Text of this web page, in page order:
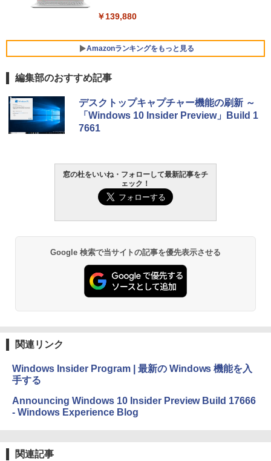
￥139,880
Amazonランキングをもっと見る
Robloxギフトカード - 800 Robux 【限
定バーチャルアイテムを含む】 【オンラ
インゲームコード】 ロブロックス | オン
ラインコード版
Robloxギフトカード - 1000 Robux 【限
定バーチャルアイテムを含む】 【オンラ
インゲームコード】 ロブロックス |オン
￥1,600
Microsoft Office Home & Business 202
4(最新 永続版)|オンラインコード版|Wind
ows11、10/mac対応|PC2台
定バーチャルアイテムを含む】 【オンラ
インゲームコード】 ロブロックス | オン
￥3,200
生成AIパスポート公式テキスト 第４版
￥1,766
AIイラスト表現辞典: 思い通りの絵を引き
出す プロンプトの言葉 AI画像生成シリー
ズ (はぴーイラストLabo)
1冊ですべて身につくHTML & CSSとWe
￥1,292
めのAIコーディング入門シリーズ
Amazon Kindle - 目に優しい、かさばら
ない、大きな画面で読みやすい、6週間持
続バッテリー、6インチディスプレイ電子
書籍リーダー、マッチャ、16GB、広告な
￥16,980
Kindle Paperwhite シグニチャーエディ
ション (32GB) 7インチディスプレイ、明
ブラック
Amazon Kindle Paperwhite (16GB) 7イ
イ、色調調節ライト、最大8週間持続バッ
テリー、広告無し、ブラック (2025年発
編集部のおすすめ記事
デスクトップキャプチャー機能の刷新 ～
「Windows 10 Insider Preview」Build 1
7661
窓の杜をいいね・フォローして最新記事をチ
ェック！
Google 検索で当サイトの記事を優先表示させる
関連リンク
Windows Insider Program | 最新の Windows 機能を入
手する
Announcing Windows 10 Insider Preview Build 17666
- Windows Experience Blog
関連記事